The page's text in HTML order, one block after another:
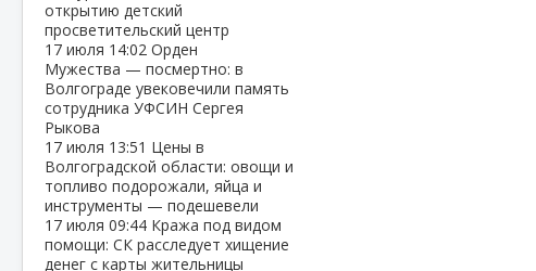
открытию детский
просветительский центр
17 июля 14:02 Орден
Мужества — посмертно: в
Волгограде увековечили память
сотрудника УФСИН Сергея
Рыкова
17 июля 13:51 Цены в
Волгоградской области: овощи и
топливо подорожали, яйца и
инструменты — подешевели
17 июля 09:44 Кража под видом
помощи: СК расследует хищение
денег с карты жительницы